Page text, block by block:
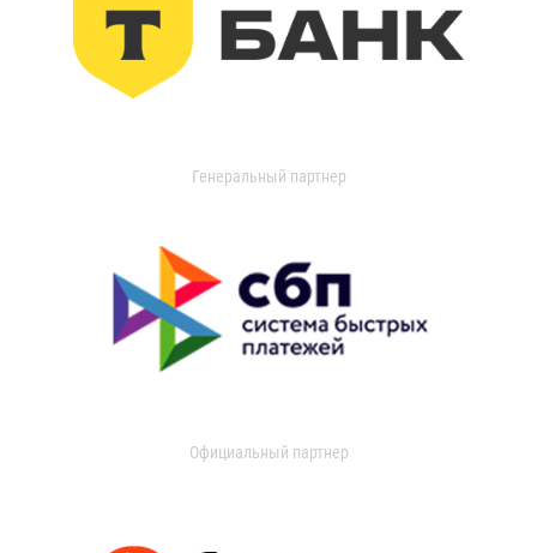
Генеральный партнер
Официальный партнер